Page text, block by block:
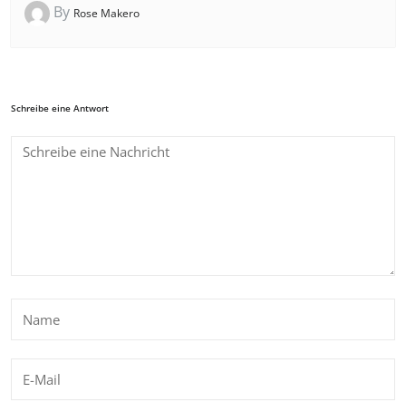
By Rose Makero
Schreibe eine Antwort